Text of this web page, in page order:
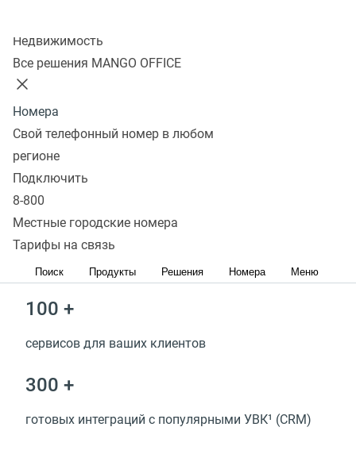
Недвижимость
Все решения MANGO OFFICE
Номера
Свой телефонный номер в любом
регионе
Подключить
8-800
Местные городские номера
Тарифы на связь
Поиск Продукты Решения Номера Меню
Маркетинговая поддержка
Стать партнером
> 50 млн
3 500 +
партнеров уже с нами
100 +
сервисов для ваших клиентов
300 +
готовых интеграций с популярными УВК¹ (CRM)